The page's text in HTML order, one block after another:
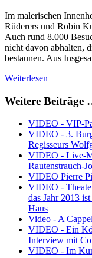
Im malerischen
Rüderers und Robin
Auch rund 8.000
nicht davon abhalten,
bestaunen. Aus
Weiterlesen
Weitere Beiträge
VIDEO - VIP-
VIDEO - 3.
Regisseurs
VIDEO - Live-
Rautenstrauch-
VIDEO Pierre
VIDEO -
das Jahr 2013
Haus
Video - A
VIDEO - Ein
Interview mit
VIDEO - Im